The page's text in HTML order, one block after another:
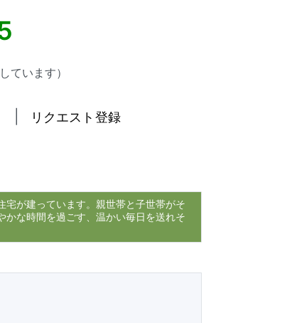
ています）
リクエスト登録
宅が建っています。親世帯と子世帯がそ
な時間を過ごす、温かい毎日を送れそ